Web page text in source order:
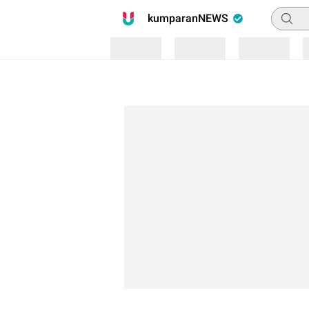
kumparanNEWS